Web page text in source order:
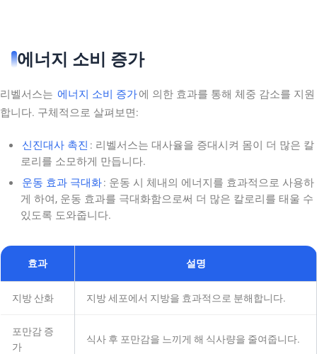
에너지 소비 증가
리벨서스는 에너지 소비 증가에 의한 효과를 통해 체중 감소를 지원
합니다. 구체적으로 살펴보면:
신진대사 촉진 : 리벨서스는 대사율을 증대시켜 몸이 더 많은 칼
로리를 소모하게 만듭니다.
운동 효과 극대화: 운동 시 체내의 에너지를 효과적으로 사용하
게 하여, 운동 효과를 극대화함으로써 더 많은 칼로리를 태울 수
있도록 도와줍니다.
효과 설명
지방 산화 지방 세포에서 지방을 효과적으로 분해합니다.
포만감 증
가
식사 후 포만감을 느끼게 해 식사량을 줄여줍니다.